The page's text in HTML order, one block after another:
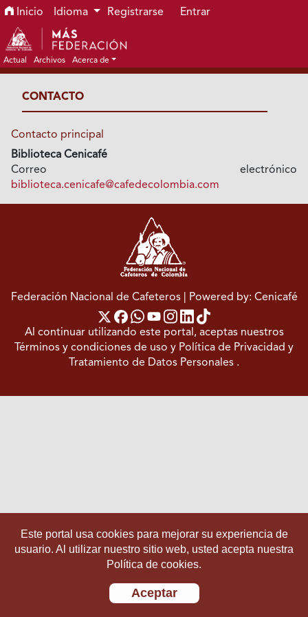
Ir al menú de navegación principal
Ir al contenido principal
Ir al pie de página del sitio
Inicio Idioma Registrarse Entrar
Actual Archivos Acerca de
CONTACTO
Contacto principal
Biblioteca Cenicafé
Correo electrónico
biblioteca.cenicafe@cafedecolombia.com
Este portal usa cookies para mejorar su experiencia de
usuario. Al utilizar nuestro sitio web, usted acepta nuestra
Política de cookies.
Aceptar
Federación Nacional de Cafeteros | Powered by: Cenicafé
Al continuar utilizando este portal, aceptas nuestros
Términos y condiciones de uso y Política de Privacidad y
Tratamiento de Datos Personales .